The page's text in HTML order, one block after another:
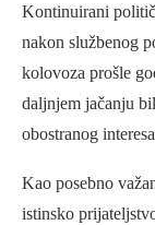
Kontinuirani
nakon službenog
kolovoza prošle
daljnjem jačanju
obostranog
Kao posebno
istinsko